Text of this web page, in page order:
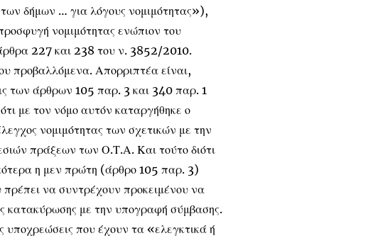
δήμων … για λόγους νομιμότητας»),
νομιμότητας ενώπιον του
227 και 238 του ν. 3852/2010.
προβαλλόμενα. Απορριπτέα είναι,
των άρθρων 105 παρ. 3 και 340 παρ. 1
με τον νόμο αυτόν καταργήθηκε ο
νομιμότητας των σχετικών με την
πράξεων των Ο.Τ.Α. Και τούτο διότι
η μεν πρώτη (άρθρο 105 παρ. 3)
πρέπει να συντρέχουν προκειμένου να
κατακύρωσης με την υπογραφή σύμβασης.
που έχουν τα «ελεγκτικά ή